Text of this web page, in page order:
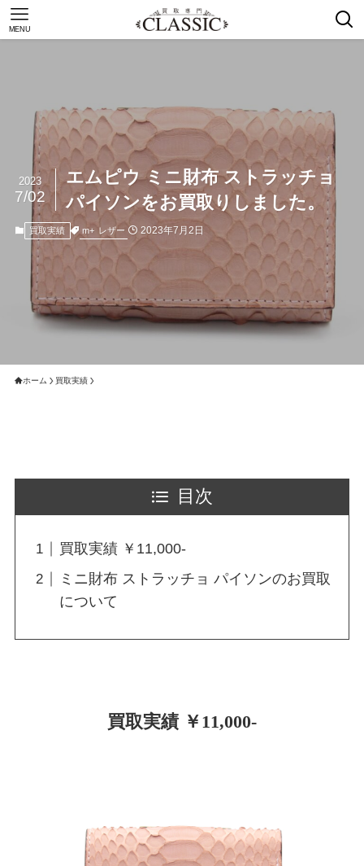
MENU
エムピウ ミニ財布 ストラッチョ
パイソンをお買取りしました。
2023
7/02
買取実績 m+ レザー 2023年7月2日
ホーム 買取実績
目次
買取実績 ￥11,000-
ミニ財布 ストラッチョ パイソンのお買取
について
買取実績 ￥11,000-